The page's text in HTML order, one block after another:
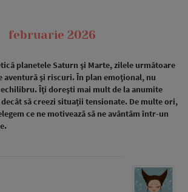
februarie 2026
planetele Saturn și Marte, zilele următoare
aventură și riscuri. În plan emoțional, nu
echilibru. Îți dorești mai mult de la anumite
să creezi situații tensionate. De multe ori,
ce ne motivează să ne avântăm într-un